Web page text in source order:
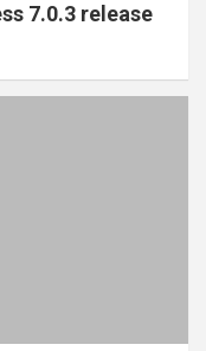
7.0.3 release